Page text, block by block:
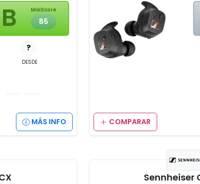
B MixiScore
85
?
DESDE
MÁS INFO COMPARAR
Sennheiser